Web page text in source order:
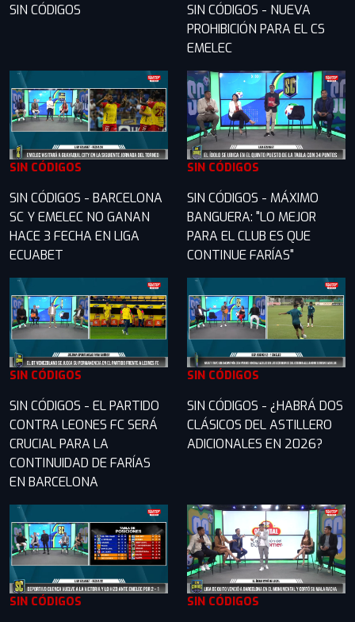
SIN CÓDIGOS
SIN CÓDIGOS - NUEVA
PROHIBICIÓN PARA EL CS
EMELEC
SIN CÓDIGOS
SIN CÓDIGOS - BARCELONA
SC Y EMELEC NO GANAN
HACE 3 FECHA EN LIGA
ECUABET
SIN CÓDIGOS
SIN CÓDIGOS - MÁXIMO
BANGUERA: "LO MEJOR
PARA EL CLUB ES QUE
CONTINUE FARÍAS"
SIN CÓDIGOS
SIN CÓDIGOS - EL PARTIDO
CONTRA LEONES FC SERÁ
CRUCIAL PARA LA
CONTINUIDAD DE FARÍAS
EN BARCELONA
SIN CÓDIGOS
SIN CÓDIGOS - ¿HABRÁ DOS
CLÁSICOS DEL ASTILLERO
ADICIONALES EN 2026?
SIN CÓDIGOS SIN CÓDIGOS